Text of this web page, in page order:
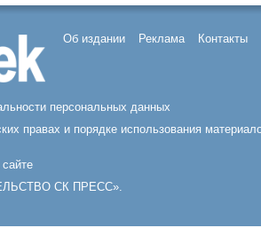
Об издании Реклама Контакты
персональных данных
правах и порядке использования
СК ПРЕСС».